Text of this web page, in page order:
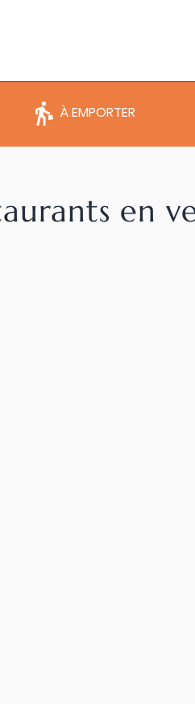
À EMPORTER
en